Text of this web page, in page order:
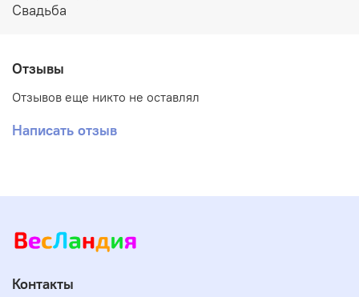
Свадьба
Отзывы
Отзывов еще никто не оставлял
Написать отзыв
Контакты